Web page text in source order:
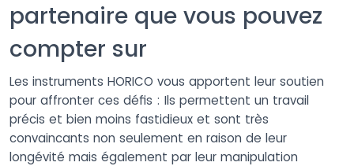
partenaire que vous pouvez
compter sur
Les instruments HORICO vous apportent leur soutien
pour affronter ces défis : Ils permettent un travail
précis et bien moins fastidieux et sont très
convaincants non seulement en raison de leur
longévité mais également par leur manipulation